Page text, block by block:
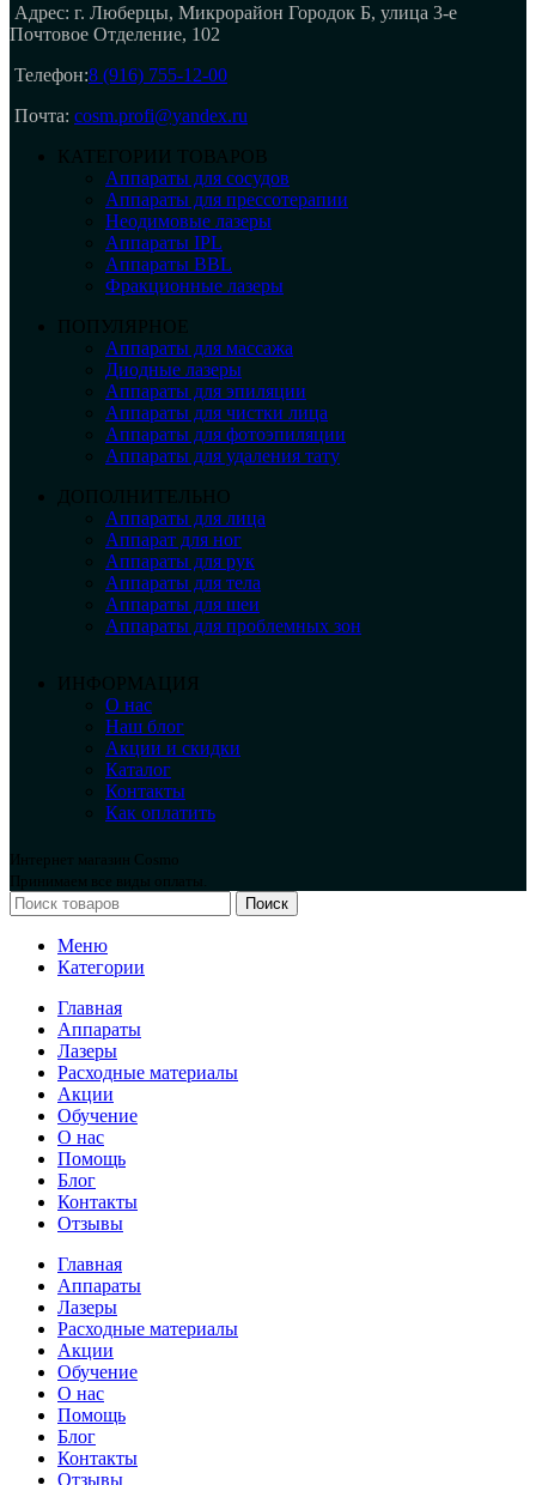
Адрес: г. Люберцы, Микрорайон Городок Б, улица 3-е
Почтовое Отделение, 102
Телефон:8 (916) 755-12-00
Почта: cosm.profi@yandex.ru
КАТЕГОРИИ ТОВАРОВ
Аппараты для сосудов
Аппараты для прессотерапии
Неодимовые лазеры
Аппараты IPL
Аппараты BBL
Фракционные лазеры
ПОПУЛЯРНОЕ
Аппараты для массажа
Диодные лазеры
Аппараты для эпиляции
Аппараты для чистки лица
Аппараты для фотоэпиляции
Аппараты для удаления тату
ДОПОЛНИТЕЛЬНО
Аппараты для лица
Аппарат для ног
Аппараты для рук
Аппараты для тела
Аппараты для шеи
Аппараты для проблемных зон
ИНФОРМАЦИЯ
О нас
Наш блог
Акции и скидки
Каталог
Контакты
Как оплатить
Интернет магазин Cosmo
Принимаем все виды оплаты.
Поиск
Меню
Категории
Главная
Аппараты
Лазеры
Расходные материалы
Акции
Обучение
О нас
Помощь
Блог
Контакты
Отзывы
Главная
Аппараты
Лазеры
Расходные материалы
Акции
Обучение
О нас
Помощь
Блог
Контакты
Отзывы